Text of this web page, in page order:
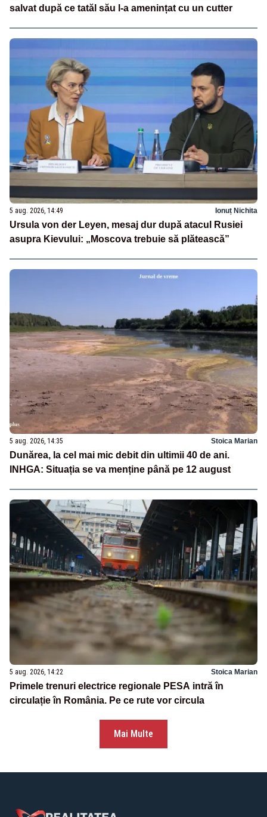
salvat după ce tatăl său l-a amenințat cu un cutter
5 aug. 2026, 14:49 Ionuț Nichita
Ursula von der Leyen, mesaj dur după atacul Rusiei
asupra Kievului: „Moscova trebuie să plătească”
5 aug. 2026, 14:35 Stoica Marian
Dunărea, la cel mai mic debit din ultimii 40 de ani.
INHGA: Situația se va menține până pe 12 august
5 aug. 2026, 14:22 Stoica Marian
Primele trenuri electrice regionale PESA intră în
circulație în România. Pe ce rute vor circula
Mai Multe